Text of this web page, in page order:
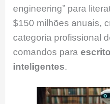
engineering” para
$150 milhões anuais,
categoria profissional
comandos para
inteligentes.